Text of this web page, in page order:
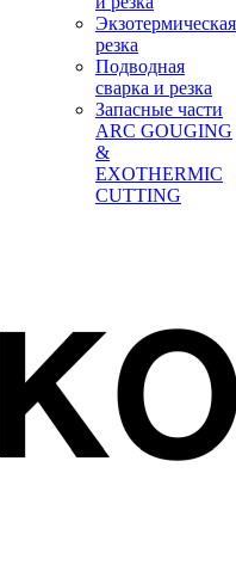
Экзотермическая
резка
Подводная
сварка и резка
Запасные части
ARC GOUGING
&
EXOTHERMIC
CUTTING